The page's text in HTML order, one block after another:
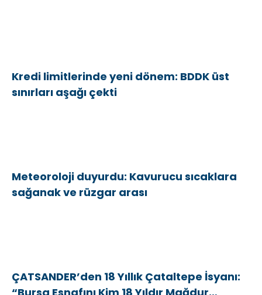
Kredi limitlerinde yeni dönem: BDDK üst
sınırları aşağı çekti
Meteoroloji duyurdu: Kavurucu sıcaklara
sağanak ve rüzgar arası
ÇATSANDER’den 18 Yıllık Çataltepe İsyanı: